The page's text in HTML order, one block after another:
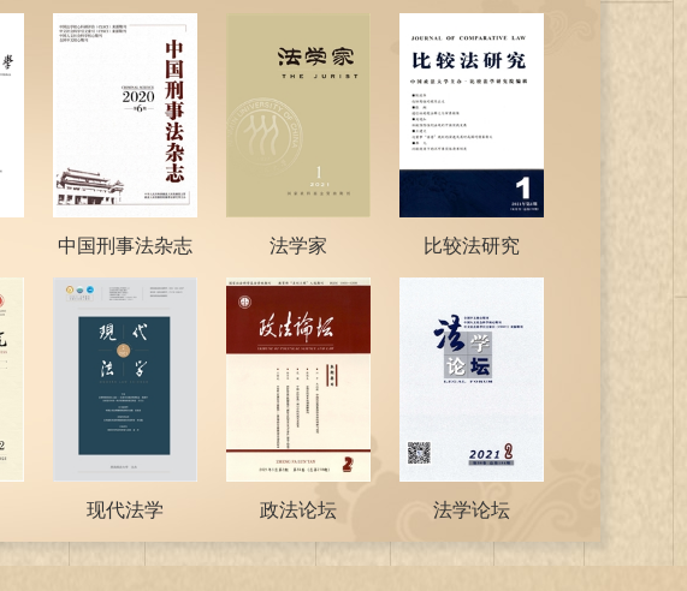
中国刑事法杂志 法学家 比较法研究
现代法学 政法论坛 法学论坛